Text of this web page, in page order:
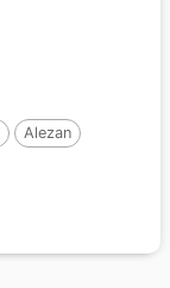
Alezan